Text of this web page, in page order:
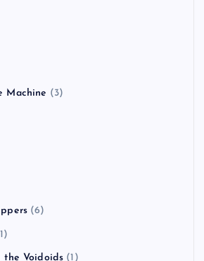
Machine (3)
(6)
the Voidoids (1)